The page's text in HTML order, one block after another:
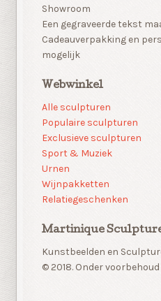
Showroom
Een gegraveerde tekst
Cadeauverpakking en
mogelijk
Webwinkel
Alle sculpturen
Populaire sculpturen
Exclusieve sculpturen
Sport & Muziek
Urnen
Wijnpakketten
Relatiegeschenken
Martinique
Kunstbeelden en
© 2018. Onder